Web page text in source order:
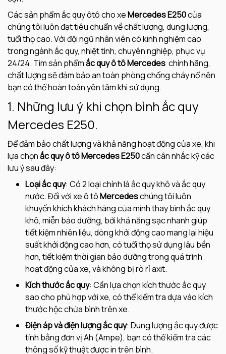
Các sản phẩm ắc quy ôtô cho xeMercedes E250của
chúng tôi luôn đạt tiêu chuẩn về chất lượng, dung lượng,
tuổi thọ cao. Với đội ngũ nhân viên có kinh nghiệm cao
trong ngành ắc quy, nhiệt tình, chuyên nghiệp, phục vụ
24/24. Tìm sản phẩmắc quy ô tô Mercedes chính hãng,
chất lượng sẽ đảm bảo an toàn phòng chống cháy nổ nên
bạn có thể hoàn toàn yên tâm khi sử dụng.
1. Những lưu ý khi chọn bình ắc quy
Mercedes E250.
Để đảm bảo chất lượng và khả năng hoạt động của xe, khi
lựa chọnắc quy ô tô Mercedes E250cần cân nhắc kỹ các
lưu ý sau đây:
Loại ắc quy: Có 2 loại chính là ắc quy khô và ắc quy
nước. Đối với xe ô tôMercedeschúng tôi luôn
khuyến khích khách hàng của mình thay bình ắc quy
khô, miễn bảo dưỡng, bởi khả năng sạc nhanh giúp
tiết kiệm nhiên liệu, dòng khởi động cao mang lại hiệu
suất khởi động cao hơn, có tuổi thọ sử dụng lâu bền
hơn, tiết kiệm thời gian bảo dưỡng trong quá trình
hoạt động của xe, và không bị rò rỉ axit.
Kích thước ắc quy: Cần lựa chọn kích thước ắc quy
sao cho phù hợp với xe, có thể kiểm tra dựa vào kích
thước hộc chứa bình trên xe.
Điện áp và điện lượng ắc quy: Dung lượng ắc quy được
tính bằng đơn vị Ah (Ampe), bạn có thể kiểm tra các
thông số kỹ thuật được in trên bình.